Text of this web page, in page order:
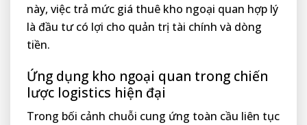
này, việc trả mức giá thuê kho ngoại quan hợp lý
là đầu tư có lợi cho quản trị tài chính và dòng
tiền.
Ứng dụng kho ngoại quan trong chiến
lược logistics hiện đại
Trong bối cảnh chuỗi cung ứng toàn cầu liên tục